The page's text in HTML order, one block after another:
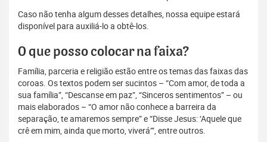
Caso não tenha algum desses detalhes, nossa equipe estará
disponível para auxiliá-lo a obtê-los.
O que posso colocar na faixa?
Família, parceria e religião estão entre os temas das faixas das
coroas. Os textos podem ser sucintos – “Com amor, de toda a
sua família”, “Descanse em paz”, “Sinceros sentimentos” – ou
mais elaborados – “O amor não conhece a barreira da
separação, te amaremos sempre” e “Disse Jesus: ‘Aquele que
crê em mim, ainda que morto, viverá’”, entre outros.